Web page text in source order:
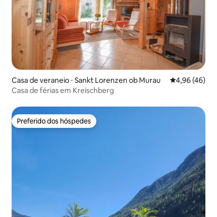
Casa de veraneio ⋅ Sankt Lorenzen ob Murau 4,96 de uma
4,96 (46)
Casa de férias em Kreischberg
Preferido dos hóspedes
Preferido dos hóspedes